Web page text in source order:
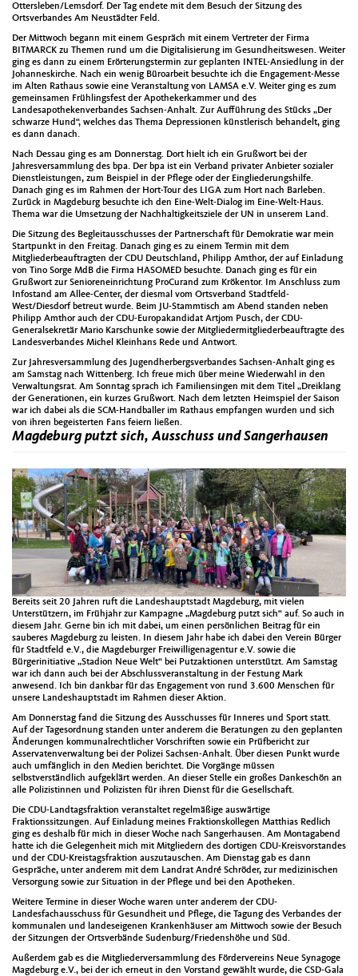
Ottersleben/Lemsdorf. Der Tag endete mit dem Besuch der Sitzung des
Ortsverbandes Am Neustädter Feld.
Der Mittwoch begann mit einem Gespräch mit einem Vertreter der Firma
BITMARCK zu Themen rund um die Digitalisierung im Gesundheitswesen. Weiter
ging es dann zu einem Erörterungstermin zur geplanten INTEL-Ansiedlung in der
Johanneskirche. Nach ein wenig Büroarbeit besuchte ich die Engagement-Messe
im Alten Rathaus sowie eine Veranstaltung von LAMSA e.V. Weiter ging es zum
gemeinsamen Frühlingsfest der Apothekerkammer und des
Landesapothekenverbandes Sachsen-Anhalt. Zur Aufführung des Stücks „Der
schwarze Hund“, welches das Thema Depressionen künstlerisch behandelt, ging
es dann danach.
Nach Dessau ging es am Donnerstag. Dort hielt ich ein Grußwort bei der
Jahresversammlung des bpa. Der bpa ist ein Verband privater Anbieter sozialer
Dienstleistungen, zum Beispiel in der Pflege oder der Eingliederungshilfe.
Danach ging es im Rahmen der Hort-Tour des LIGA zum Hort nach Barleben.
Zurück in Magdeburg besuchte ich den Eine-Welt-Dialog im Eine-Welt-Haus.
Thema war die Umsetzung der Nachhaltigkeitsziele der UN in unserem Land.
Die Sitzung des Begleitausschusses der Partnerschaft für Demokratie war mein
Startpunkt in den Freitag. Danach ging es zu einem Termin mit dem
Mitgliederbeauftragten der CDU Deutschland, Philipp Amthor, der auf Einladung
von Tino Sorge MdB die Firma HASOMED besuchte. Danach ging es für ein
Grußwort zur Senioreneinrichtung ProCurand zum Krökentor. Im Anschluss zum
Infostand am Allee-Center, der diesmal vom Ortsverband Stadtfeld-
West/Diesdorf betreut wurde. Beim JU-Stammtisch am Abend standen neben
Philipp Amthor auch der CDU-Europakandidat Artjom Pusch, der CDU-
Generalsekretär Mario Karschunke sowie der Mitgliedermitgliederbeauftragte des
Landesverbandes Michel Kleinhans Rede und Antwort.
Zur Jahresversammlung des Jugendherbergsverbandes Sachsen-Anhalt ging es
am Samstag nach Wittenberg. Ich freue mich über meine Wiederwahl in den
Verwaltungsrat. Am Sonntag sprach ich Familiensingen mit dem Titel „Dreiklang
der Generationen, ein kurzes Grußwort. Nach dem letzten Heimspiel der Saison
war ich dabei als die SCM-Handballer im Rathaus empfangen wurden und sich
von ihren begeisterten Fans feiern ließen.
Magdeburg putzt sich, Ausschuss und Sangerhausen
Bereits seit 20 Jahren ruft die Landeshauptstadt Magdeburg, mit vielen
Unterstützern, im Frühjahr zur Kampagne „Magdeburg putzt sich“ auf. So auch in
diesem Jahr. Gerne bin ich mit dabei, um einen persönlichen Beitrag für ein
sauberes Magdeburg zu leisten. In diesem Jahr habe ich dabei den Verein Bürger
für Stadtfeld e.V., die Magdeburger Freiwilligenagentur e.V. sowie die
Bürgerinitiative „Stadion Neue Welt“ bei Putzaktionen unterstützt. Am Samstag
war ich dann auch bei der Abschlussveranstaltung in der Festung Mark
anwesend. Ich bin dankbar für das Engagement von rund 3.600 Menschen für
unsere Landeshauptstadt im Rahmen dieser Aktion.
Am Donnerstag fand die Sitzung des Ausschusses für Inneres und Sport statt.
Auf der Tagesordnung standen unter anderem die Beratungen zu den geplanten
Änderungen kommunalrechtlicher Vorschriften sowie ein Prüfbericht zur
Asservatenverwaltung bei der Polizei Sachsen-Anhalt. Über diesen Punkt wurde
auch umfänglich in den Medien berichtet. Die Vorgänge müssen
selbstverständlich aufgeklärt werden. An dieser Stelle ein großes Dankeschön an
alle Polizistinnen und Polizisten für ihren Dienst für die Gesellschaft.
Die CDU-Landtagsfraktion veranstaltet regelmäßige auswärtige
Fraktionssitzungen. Auf Einladung meines Fraktionskollegen Matthias Redlich
ging es deshalb für mich in dieser Woche nach Sangerhausen. Am Montagabend
hatte ich die Gelegenheit mich mit Mitgliedern des dortigen CDU-Kreisvorstandes
und der CDU-Kreistagsfraktion auszutauschen. Am Dienstag gab es dann
Gespräche, unter anderem mit dem Landrat André Schröder, zur medizinischen
Versorgung sowie zur Situation in der Pflege und bei den Apotheken.
Weitere Termine in dieser Woche waren unter anderem der CDU-
Landesfachausschuss für Gesundheit und Pflege, die Tagung des Verbandes der
kommunalen und landeseigenen Krankenhäuser am Mittwoch sowie der Besuch
der Sitzungen der Ortsverbände Sudenburg/Friedenshöhe und Süd.
Außerdem gab es die Mitgliederversammlung des Fördervereins Neue Synagoge
Magdeburg e.V., bei der ich erneut in den Vorstand gewählt wurde, die CSD-Gala